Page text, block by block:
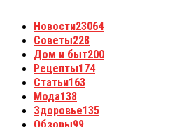
Новости23064
Советы228
Дом и быт200
Рецепты174
Статьи163
Мода138
Здоровье135